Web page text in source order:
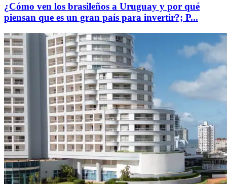
¿Cómo ven los brasileños a Uruguay y por qué
piensan que es un gran país para invertir?; P...